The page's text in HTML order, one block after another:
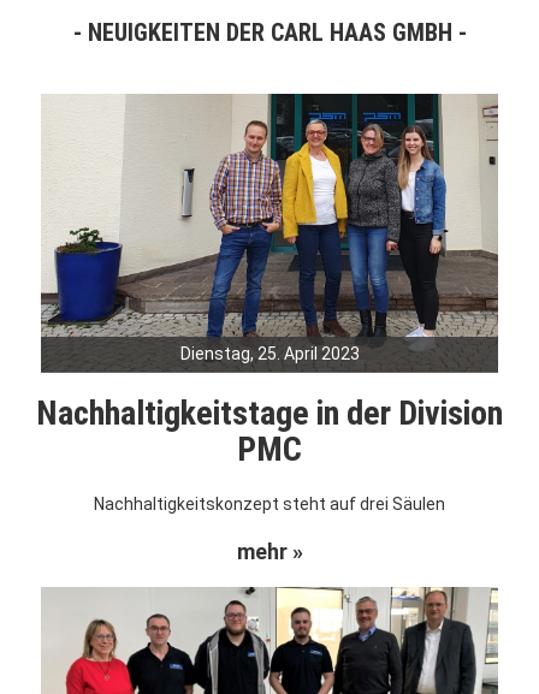
NEUIGKEITEN DER CARL HAAS GMBH
Dienstag, 25. April 2023
Nachhaltigkeitstage in der Division
PMC
Nachhaltigkeitskonzept steht auf drei Säulen
mehr »